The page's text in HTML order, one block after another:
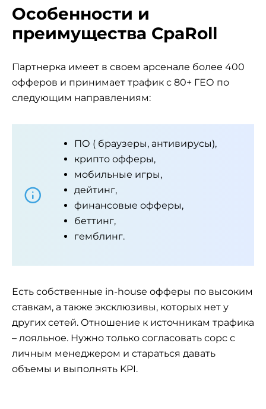
Особенности и
преимущества CpaRoll
Партнерка имеет в своем арсенале более 400
офферов и принимает трафик с 80+ ГЕО по
следующим направлениям:
ПО ( браузеры, антивирусы),
крипто офферы,
мобильные игры,
дейтинг,
финансовые офферы,
беттинг,
гемблинг.
Есть собственные in-house офферы по высоким
ставкам, а также эксклюзивы, которых нет у
других сетей. Отношение к источникам трафика
– лояльное. Нужно только согласовать сорс с
личным менеджером и стараться давать
объемы и выполнять KPI.